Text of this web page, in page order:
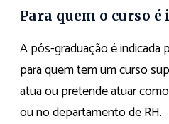
Para quem o curso é
A pós-graduação é indicada
para quem tem um curso
atua ou pretende atuar
ou no departamento de RH.